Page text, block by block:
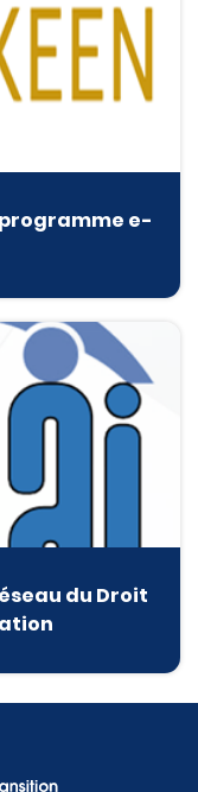
e-
du Droit